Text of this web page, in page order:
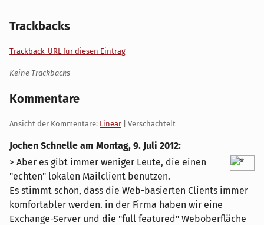
Trackbacks
Trackback-URL für diesen Eintrag
Keine Trackbacks
Kommentare
Ansicht der Kommentare: Linear | Verschachtelt
Jochen Schnelle am Montag, 9. Juli 2012:
> Aber es gibt immer weniger Leute, die einen
"echten" lokalen Mailclient benutzen.
Es stimmt schon, dass die Web-basierten Clients immer
komfortabler werden. in der Firma haben wir eine
Exchange-Server und die "full featured" Weboberfläche